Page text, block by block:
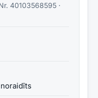
40103568595 ·